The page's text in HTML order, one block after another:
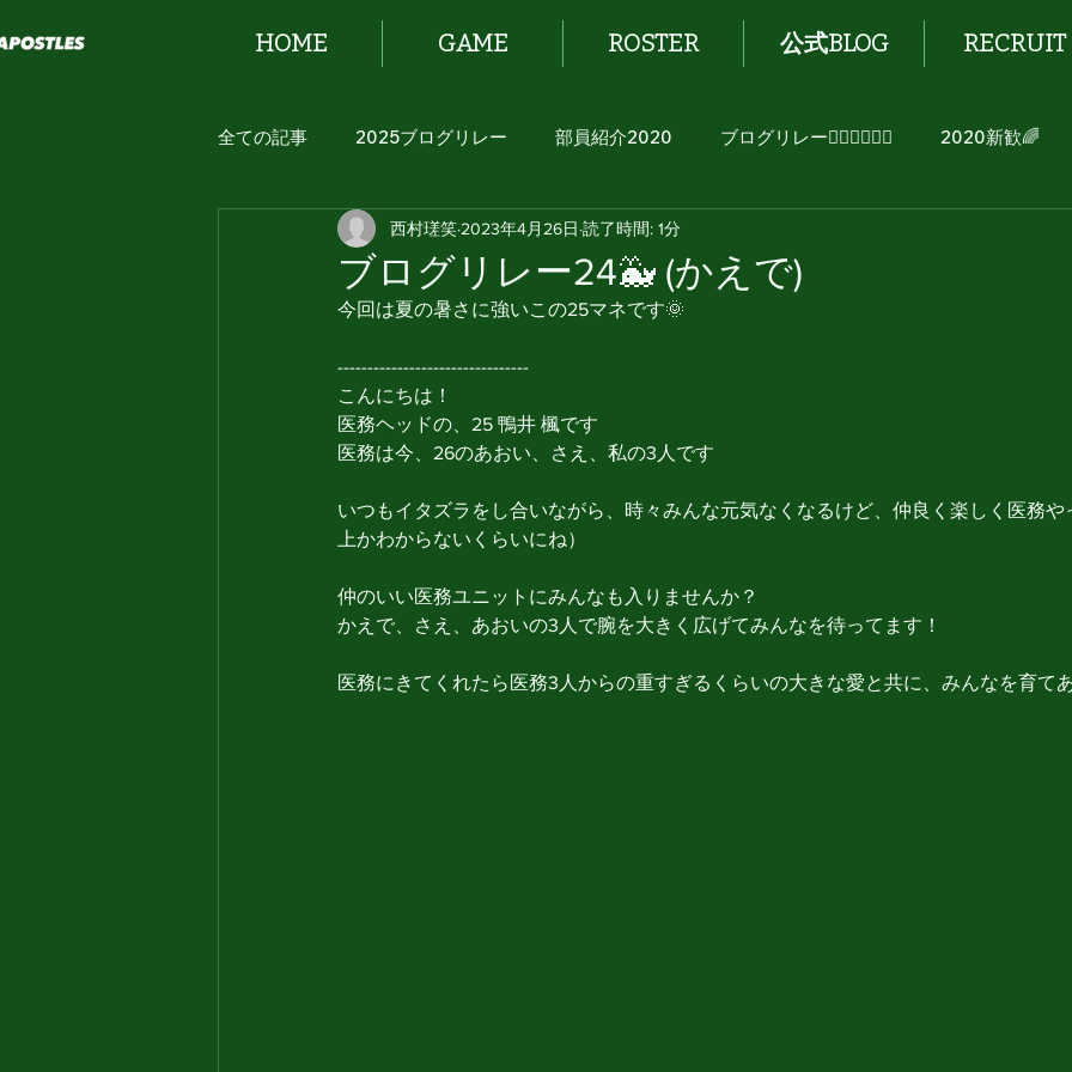
HOME GAME ROSTER 公式BLOG RECRUIT
全ての記事 2025ブログリレー 部員紹介2020 ブログリレー🏃🏻‍♂️🏃🏻‍♀️ 2020新歓🌈
2024 ブログリレー！
ブログリレー24🐳 (かえで)
西村瑳笑 2023年4月26日 読了時間: 1分
今回は夏の暑さに強いこの25マネです🌞
--------------------------------
こんにちは！
医務ヘッドの、25 鴨井 楓です
医務は今、26のあおい、さえ、私の3人です
いつもイタズラをし合いながら、時々みんな元気なくなるけど、仲良く楽しく医務や
上かわからないくらいにね）
仲のいい医務ユニットにみんなも入りませんか？
かえで、さえ、あおいの3人で腕を大きく広げてみんなを待ってます！
医務にきてくれたら医務3人からの重すぎるくらいの大きな愛と共に、みんなを育て